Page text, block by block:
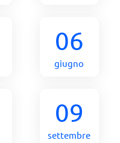
06
giugno
09
settembre